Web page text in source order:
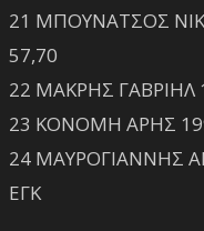
21 ΜΠΟΥΝΑΤΣΟΣ
57,70
22 ΜΑΚΡΗΣ ΓΑΒΡΙΗΛ
23 ΚΟΝΟΜΗ ΑΡΗΣ
24 ΜΑΥΡΟΓΙΑΝΝΗΣ
ΕΓΚ